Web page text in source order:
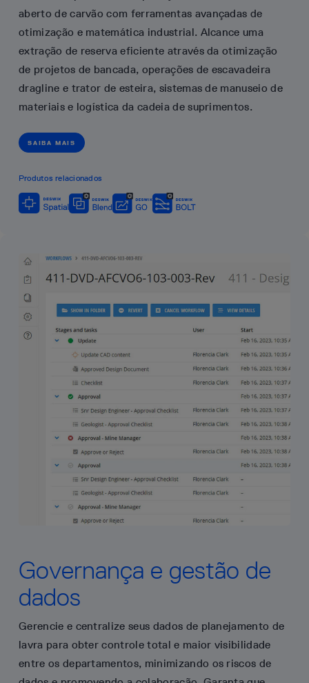
aberto de carvão com ferramentas avançadas de
otimização e matemática industrial. Alcance uma
extração de reserva eficiente através da otimização
de projetos de bancada, operações de escavadeira
dragline e trator de esteira, sistemas de manuseio de
materiais e logística da cadeia de suprimentos.
SAIBA MAIS
Produtos relacionados
Governança e gestão de
dados
Gerencie e centralize seus dados de planejamento de
lavra para obter controle total e maior visibilidade
entre os departamentos, minimizando os riscos de